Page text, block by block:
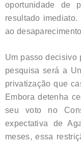
oportunidade de
resultado
ao
Um passo decisivo
pesquisa será a
privatização que
Embora detenha
seu voto no
expectativa de
meses, essa